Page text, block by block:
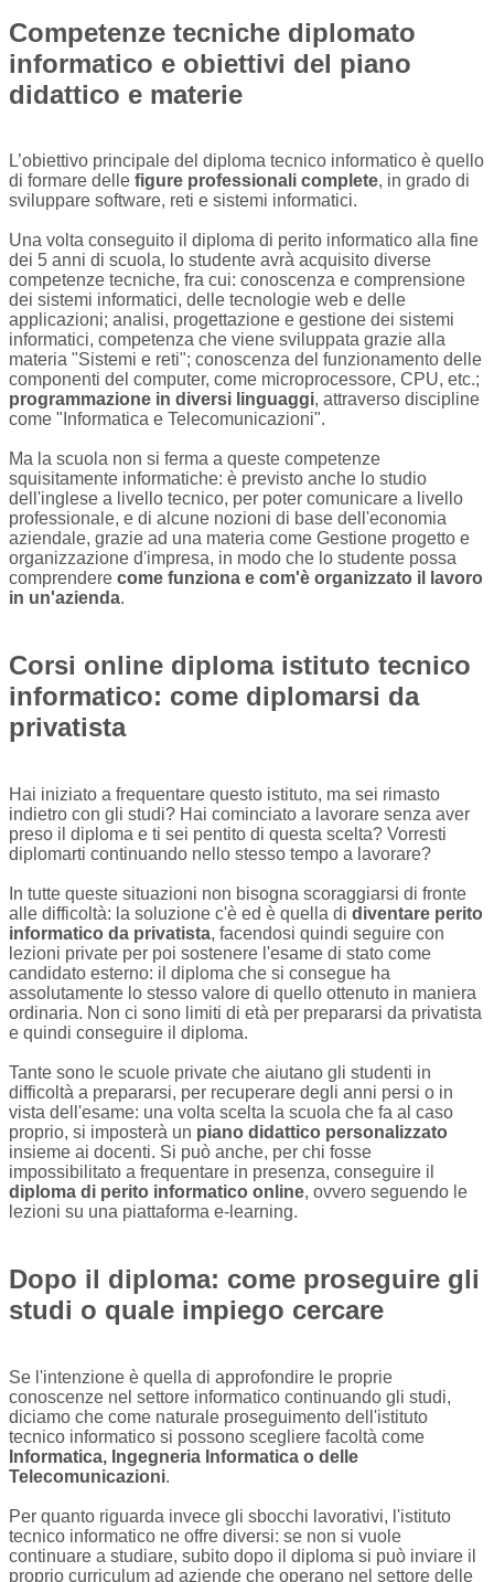
Competenze tecniche diplomato
informatico e obiettivi del piano
didattico e materie
L’obiettivo principale del diploma tecnico informatico è quello
di formare delle figure professionali complete, in grado di
sviluppare software, reti e sistemi informatici.
Una volta conseguito il diploma di perito informatico alla fine
dei 5 anni di scuola, lo studente avrà acquisito diverse
competenze tecniche, fra cui: conoscenza e comprensione
dei sistemi informatici, delle tecnologie web e delle
applicazioni; analisi, progettazione e gestione dei sistemi
informatici, competenza che viene sviluppata grazie alla
materia "Sistemi e reti"; conoscenza del funzionamento delle
componenti del computer, come microprocessore, CPU, etc.;
programmazione in diversi linguaggi, attraverso discipline
come "Informatica e Telecomunicazioni".
Ma la scuola non si ferma a queste competenze
squisitamente informatiche: è previsto anche lo studio
dell'inglese a livello tecnico, per poter comunicare a livello
professionale, e di alcune nozioni di base dell'economia
aziendale, grazie ad una materia come Gestione progetto e
organizzazione d'impresa, in modo che lo studente possa
comprendere come funziona e com'è organizzato il lavoro
in un'azienda.
Corsi online diploma istituto tecnico
informatico: come diplomarsi da
privatista
Hai iniziato a frequentare questo istituto, ma sei rimasto
indietro con gli studi? Hai cominciato a lavorare senza aver
preso il diploma e ti sei pentito di questa scelta? Vorresti
diplomarti continuando nello stesso tempo a lavorare?
In tutte queste situazioni non bisogna scoraggiarsi di fronte
alle difficoltà: la soluzione c'è ed è quella di diventare perito
informatico da privatista, facendosi quindi seguire con
lezioni private per poi sostenere l'esame di stato come
candidato esterno: il diploma che si consegue ha
assolutamente lo stesso valore di quello ottenuto in maniera
ordinaria. Non ci sono limiti di età per prepararsi da privatista
e quindi conseguire il diploma.
Tante sono le scuole private che aiutano gli studenti in
difficoltà a prepararsi, per recuperare degli anni persi o in
vista dell'esame: una volta scelta la scuola che fa al caso
proprio, si imposterà un piano didattico personalizzato
insieme ai docenti. Si può anche, per chi fosse
impossibilitato a frequentare in presenza, conseguire il
diploma di perito informatico online, ovvero seguendo le
lezioni su una piattaforma e-learning.
Dopo il diploma: come proseguire gli
studi o quale impiego cercare
Se l'intenzione è quella di approfondire le proprie
conoscenze nel settore informatico continuando gli studi,
diciamo che come naturale proseguimento dell'istituto
tecnico informatico si possono scegliere facoltà come
Informatica, Ingegneria Informatica o delle
Telecomunicazioni.
Per quanto riguarda invece gli sbocchi lavorativi, l'istituto
tecnico informatico ne offre diversi: se non si vuole
continuare a studiare, subito dopo il diploma si può inviare il
proprio curriculum ad aziende che operano nel settore delle